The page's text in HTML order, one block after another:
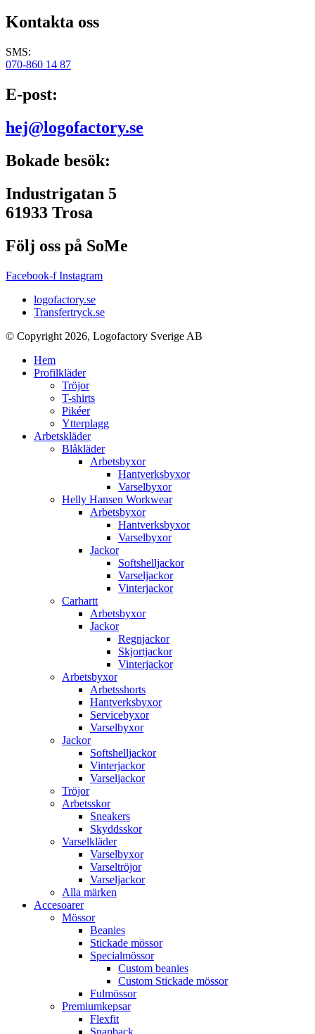
Kontakta oss
SMS:
070-860 14 87
E-post:
hej@logofactory.se
Bokade besök:
Industrigatan 5
61933 Trosa
Följ oss på SoMe
Facebook-f Instagram
logofactory.se
Transfertryck.se
© Copyright 2026, Logofactory Sverige AB
Hem
Profilkläder
Tröjor
T-shirts
Pikéer
Ytterplagg
Arbetskläder
Blåkläder
Arbetsbyxor
Hantverksbyxor
Varselbyxor
Helly Hansen Workwear
Arbetsbyxor
Hantverksbyxor
Varselbyxor
Jackor
Softshelljackor
Varseljackor
Vinterjackor
Carhartt
Arbetsbyxor
Jackor
Regnjackor
Skjortjackor
Vinterjackor
Arbetsbyxor
Arbetsshorts
Hantverksbyxor
Servicebyxor
Varselbyxor
Jackor
Softshelljackor
Vinterjackor
Varseljackor
Tröjor
Arbetsskor
Sneakers
Skyddsskor
Varselkläder
Varselbyxor
Varseltröjor
Varseljackor
Alla märken
Accesoarer
Mössor
Beanies
Stickade mössor
Specialmössor
Custom beanies
Custom Stickade mössor
Fulmössor
Premiumkepsar
Flexfit
Snapback